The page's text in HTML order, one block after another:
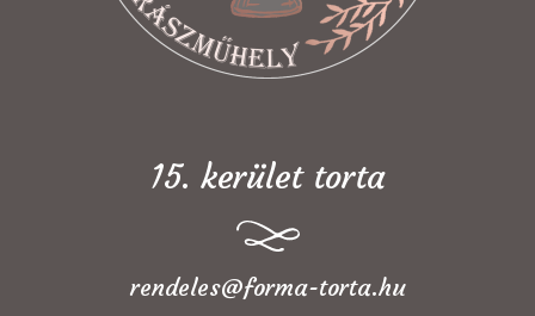
15. kerület torta
rendeles@forma-torta.hu